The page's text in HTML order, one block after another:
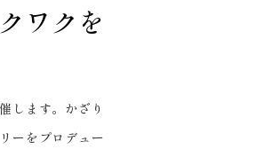
ワクを
します。かざり
ーをプロデュー